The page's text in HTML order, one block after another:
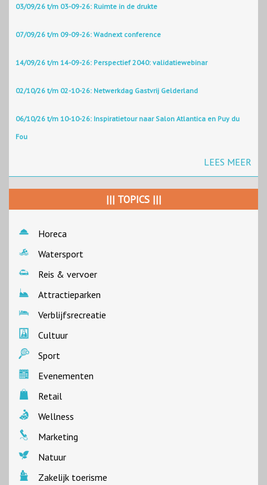
03/09/26 t/m 03-09-26: Ruimte in de drukte
07/09/26 t/m 09-09-26: Wadnext conference
14/09/26 t/m 14-09-26: Perspectief 2040: validatiewebinar
02/10/26 t/m 02-10-26: Netwerkdag Gastvrij Gelderland
06/10/26 t/m 10-10-26: Inspiratietour naar Salon Atlantica en Puy du
Fou
LEES MEER
||| TOPICS |||
Horeca
Watersport
Reis & vervoer
Attractieparken
Verblijfsrecreatie
Cultuur
Sport
Evenementen
Retail
Wellness
Marketing
Natuur
Zakelijk toerisme